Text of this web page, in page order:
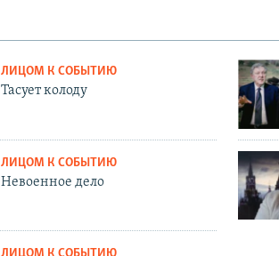
ЛИЦОМ К СОБЫТИЮ
Тасует колоду
ЛИЦОМ К СОБЫТИЮ
Невоенное дело